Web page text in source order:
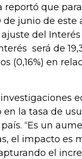
reportó que
junio de este
del
será de
(0,16%) en
la tasa de
“Es un
el impacto es
el